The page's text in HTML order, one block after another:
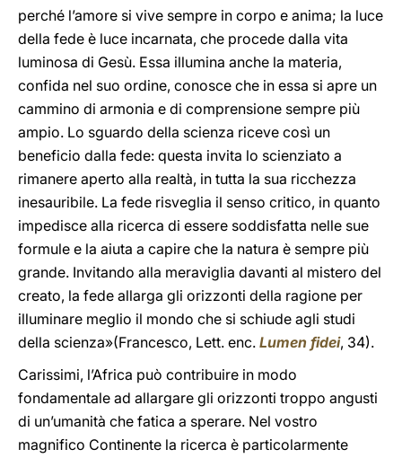
perché l’amore si vive sempre in corpo e anima; la luce
della fede è luce incarnata, che procede dalla vita
luminosa di Gesù. Essa illumina anche la materia,
confida nel suo ordine, conosce che in essa si apre un
cammino di armonia e di comprensione sempre più
ampio. Lo sguardo della scienza riceve così un
beneficio dalla fede: questa invita lo scienziato a
rimanere aperto alla realtà, in tutta la sua ricchezza
inesauribile. La fede risveglia il senso critico, in quanto
impedisce alla ricerca di essere soddisfatta nelle sue
formule e la aiuta a capire che la natura è sempre più
grande. Invitando alla meraviglia davanti al mistero del
creato, la fede allarga gli orizzonti della ragione per
illuminare meglio il mondo che si schiude agli studi
della scienza»(Francesco, Lett. enc. Lumen fidei, 34).
Carissimi, l’Africa può contribuire in modo
fondamentale ad allargare gli orizzonti troppo angusti
di un’umanità che fatica a sperare. Nel vostro
magnifico Continente la ricerca è particolarmente